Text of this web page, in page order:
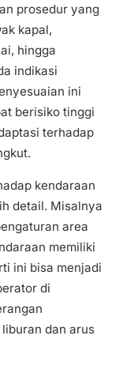
prosedur yang
kapal,
hingga
indikasi
ini
berisiko tinggi
terhadap
kendaraan
detail. Misalnya
area
memiliki
ini bisa menjadi
di
dan arus